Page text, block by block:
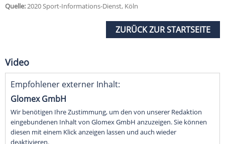
Quelle:2020 Sport-Informations-Dienst, Köln
ZURÜCK ZUR STARTSEITE
Video
Empfohlener externer Inhalt:
Glomex GmbH
Wir benötigen Ihre Zustimmung, um den von unserer Redaktion
eingebundenen Inhalt von Glomex GmbH anzuzeigen. Sie können
diesen mit einem Klick anzeigen lassen und auch wieder
deaktivieren.